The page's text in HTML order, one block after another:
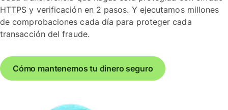
HTTPS y verificación en 2 pasos. Y ejecutamos millones
de comprobaciones cada día para proteger cada
transacción del fraude.
Cómo mantenemos tu dinero seguro